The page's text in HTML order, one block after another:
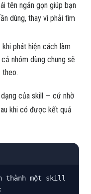
tên ngắn gọn giúp bạn
dùng, thay vì phải tìm
khi phát hiện cách làm
nhóm dùng chung sẽ
của skill — cứ nhờ
khi có được kết quả
thành một skill